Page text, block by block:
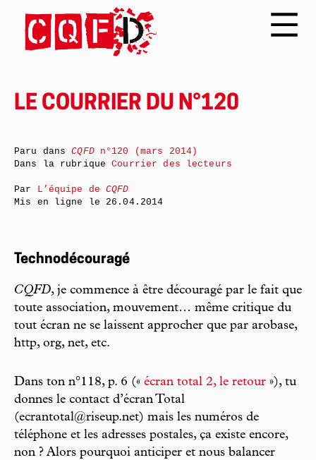
LE COURRIER DU N°120
Technodécouragé
CQFD, je commence à être découragé par le fait que
toute association, mouvement… même critique du
tout écran ne se laissent approcher que par arobase,
http, org, net, etc.
Dans ton n°118, p. 6 (« écran total 2, le retour »), tu
donnes le contact d’écran Total
(ecrantotal@riseup.net) mais les numéros de
téléphone et les adresses postales, ça existe encore,
non ? Alors pourquoi anticiper et nous balancer
Paru dansCQFDn°120 (mars 2014)
Dans la rubriqueCourrier des lecteurs
Par L’équipe deCQFD
Mis en ligne le 26.04.2014